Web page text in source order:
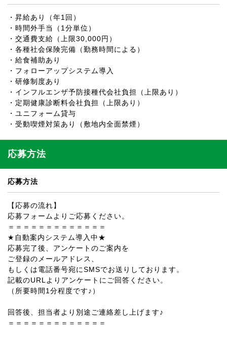
・昇給あり（年1回）
・時間外手当（1分単位）
・交通費支給（上限30,000円）
・各種社会保険完備（勤務時間による）
・給食補助あり
・フォローアップシステム導入
・研修制度あり
・インフルエンザ予防接種代会社負担（上限あり）
・定期健康診断料会社負担（上限あり）
・ユニフォーム貸与
・受動喫煙対策あり（敷地内全面禁煙）
応募方法
応募方法
【応募の流れ】
応募フォームよりご応募ください。
＝＝＝＝＝＝＝＝＝＝＝＝＝
★自動案内システム導入中★
応募完了後、アンケートのご案内を
ご登録のメールアドレス、
もしくは電話番号宛にSMSでお送りしております。
記載のURLよりアンケートにご回答ください。
（所要時間1分程度です♪）
回答後、担当者より別途ご連絡差し上げます♪
＝＝＝＝＝＝＝＝＝＝＝＝＝